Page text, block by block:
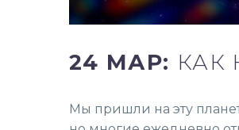
24 МАР: КАК
Мы пришли на эту